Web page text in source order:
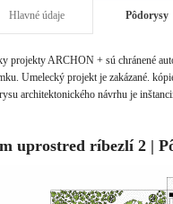
Hlavné údaje Pôdorysy
projekty ARCHON + sú chránené
Umelecký projekt je zakázané.
architektonického návrhu je
uprostred ríbezlí 2 |